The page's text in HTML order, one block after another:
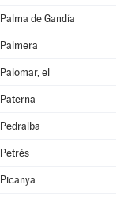
Palma de Gandía
Palmera
Palomar, el
Paterna
Pedralba
Petrés
Picanya